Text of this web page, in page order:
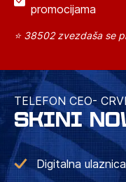
promocijama
⭐ 38502 zvezdaša se
TELEFON CEO-
SKINI
Digitalna